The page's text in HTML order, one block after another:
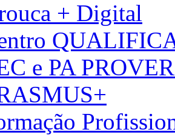
+ Digital
e PA